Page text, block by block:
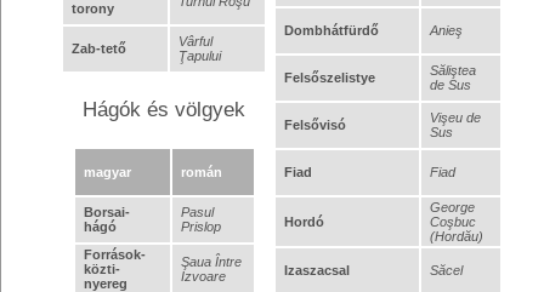
torony
Zab-tető
Vârful
Ţapului
Hágók és völgyek
magyar román
Borsai-
hágó
Pasul
Prislop
Források-
közti-
nyereg
Şaua Între
Izvoare
Dombhátfürdő Anieş
Felsőszelistye
Săliştea
de Sus
Felsővisó
Vişeu de
Sus
Fiad Fiad
Hordó
George
Coşbuc
(Hordău)
Izaszacsal Săcel